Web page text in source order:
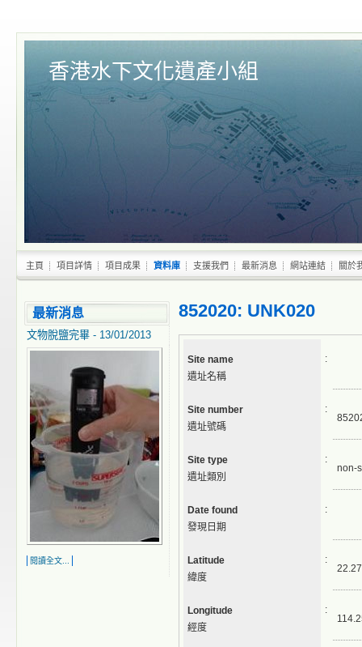
香港水下文化遺產小組
主頁 項目詳情 項目成果 資料庫 支援我們 最新消息 網站連結 關於
最新消息
文物脫鹽完畢 - 13/01/2013
閱讀全文...
852020: UNK020
Site name
遺址名稱
:
Site number
遺址號碼
:
Site type
遺址類別
:
non-
Date found
發現日期
:
Latitude
緯度
:
22.27
Longitude
經度
: